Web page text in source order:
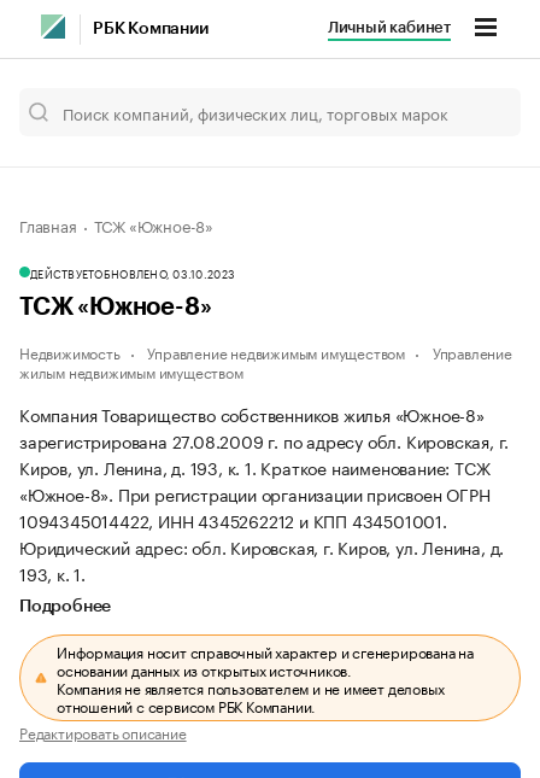
РБК Компании Личный кабинет
Главная ТСЖ «Южное-8»
ДЕЙСТВУЕТОБНОВЛЕНО, 03.10.2023
ТСЖ «Южное-8»
Недвижимость Управление недвижимым имуществом
Управление
жилым недвижимым имуществом
Компания Товарищество собственников жилья «Южное-8»
зарегистрирована 27.08.2009 г. по адресу обл. Кировская, г.
Киров, ул. Ленина, д. 193, к. 1. Краткое наименование: ТСЖ
«Южное-8». При регистрации организации присвоен ОГРН
1094345014422, ИНН 4345262212 и КПП 434501001.
Юридический адрес: обл. Кировская, г. Киров, ул. Ленина, д.
193, к. 1.
Подробнее
Информация носит справочный характер и сгенерирована на
основании данных из открытых источников.
Компания не является пользователем и не имеет деловых
отношений с сервисом РБК Компании.
Редактировать описание